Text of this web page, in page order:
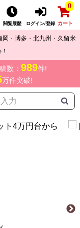
閲覧履歴 ログイン/登録
0
カート
・博多・北九州・久留米
数： 989件!
万件突破!